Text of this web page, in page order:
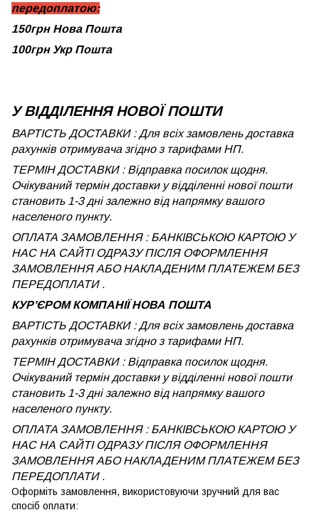
передоплатою:
150грн Нова Пошта
100грн Укр Пошта
У ВІДДІЛЕННЯ НОВОЇ ПОШТИ
ВАРТІСТЬ ДОСТАВКИ : Для всіх замовлень доставка
рахунків отримувача згідно з тарифами НП.
ТЕРМІН ДОСТАВКИ : Відправка посилок щодня.
Очікуваний термін доставки у відділенні нової пошти
становить 1-3 дні залежно від напрямку вашого
населеного пункту.
ОПЛАТА ЗАМОВЛЕННЯ : БАНКІВСЬКОЮ КАРТОЮ У
НАС НА САЙТІ ОДРАЗУ ПІСЛЯ ОФОРМЛЕННЯ
ЗАМОВЛЕННЯ АБО НАКЛАДЕНИМ ПЛАТЕЖЕМ БЕЗ
ПЕРЕДОПЛАТИ .
КУРʼЄРОМ КОМПАНІЇ НОВА ПОШТА
ВАРТІСТЬ ДОСТАВКИ : Для всіх замовлень доставка
рахунків отримувача згідно з тарифами НП.
ТЕРМІН ДОСТАВКИ : Відправка посилок щодня.
Очікуваний термін доставки у відділенні нової пошти
становить 1-3 дні залежно від напрямку вашого
населеного пункту.
ОПЛАТА ЗАМОВЛЕННЯ : БАНКІВСЬКОЮ КАРТОЮ У
НАС НА САЙТІ ОДРАЗУ ПІСЛЯ ОФОРМЛЕННЯ
ЗАМОВЛЕННЯ АБО НАКЛАДЕНИМ ПЛАТЕЖЕМБЕЗ
ПЕРЕДОПЛАТИ .
Оформіть замовлення, використовуючи зручний для вас
спосіб оплати: